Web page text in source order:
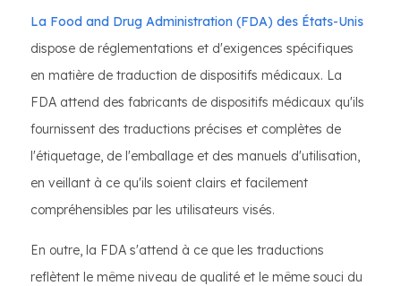
La Food and Drug Administration (FDA) des États-Unis
dispose de réglementations et d'exigences spécifiques
en matière de traduction de dispositifs médicaux. La
FDA attend des fabricants de dispositifs médicaux qu'ils
fournissent des traductions précises et complètes de
l'étiquetage, de l'emballage et des manuels d'utilisation,
en veillant à ce qu'ils soient clairs et facilement
compréhensibles par les utilisateurs visés.
En outre, la FDA s'attend à ce que les traductions
reflètent le même niveau de qualité et le même souci du